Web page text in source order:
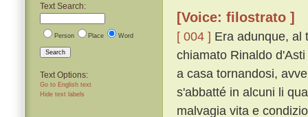
Text Search:
Person Place Word
Search
Text Options:
Go to English text
Hide text labels
[Voice: filostrato ]
[ 004 ] Era adunque, al
chiamato Rinaldo
a casa tornandosi,
s'abbatté in alcuni li
malvagia vita e